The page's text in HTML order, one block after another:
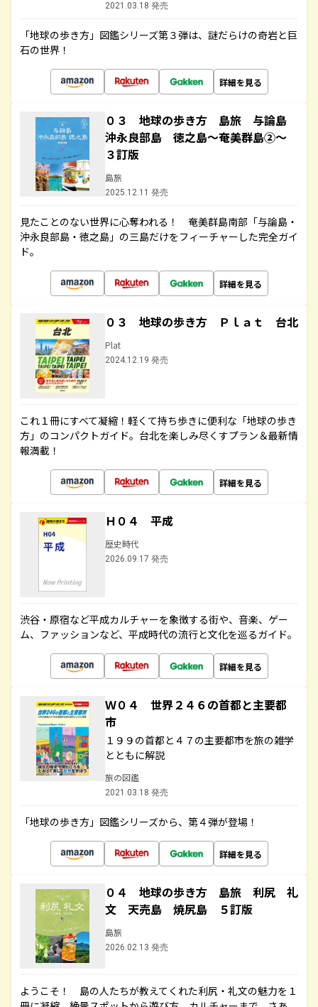
2021.03.18 発売
「地球の歩き方」図鑑シリーズ第３弾は、謎だらけの奇岩と巨
石の世界！
詳細を見る
０３ 地球の歩き方 島旅 与論島
沖永良部島 徳之島～奄美群島②～
３訂版
島旅
2025.12.11 発売
見たことのない世界に心奪われる！ 奄美群島南部「与論島・
沖永良部島・徳之島」の三島だけをフィーチャーした完全ガイ
ド。
詳細を見る
０３ 地球の歩き方 Ｐｌａｔ 台北
Plat
2024.12.19 発売
これ１冊にすべて凝縮！軽くて持ち歩きに便利な「地球の歩き
方」のコンパクトガイド。台北を楽しみ尽くすプラン＆最新情
報満載！
詳細を見る
Ｈ０４ 平成
歴史時代
2026.09.17 発売
渋谷・原宿など平成カルチャーを象徴する街や、音楽、ゲー
ム、ファッションなど、平成時代の流行と文化を巡るガイド。
詳細を見る
Ｗ０４ 世界２４６の首都と主要都
市
１９９の首都と４７の主要都市を旅の雑学
とともに解説
旅の図鑑
2021.03.18 発売
「地球の歩き方」図鑑シリーズから、第４弾が登場！
詳細を見る
０４ 地球の歩き方 島旅 利尻 礼
文 天売島 焼尻島 ５訂版
島旅
2026.02.13 発売
ようこそ！ 島の人たちが教えてくれた利尻・礼文の魅力を１